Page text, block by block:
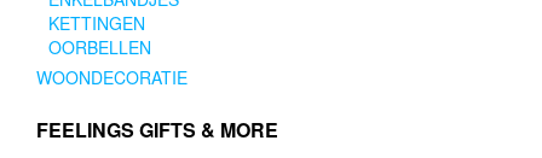
KETTINGEN
OORBELLEN
WOONDECORATIE
FEELINGS GIFTS & MORE